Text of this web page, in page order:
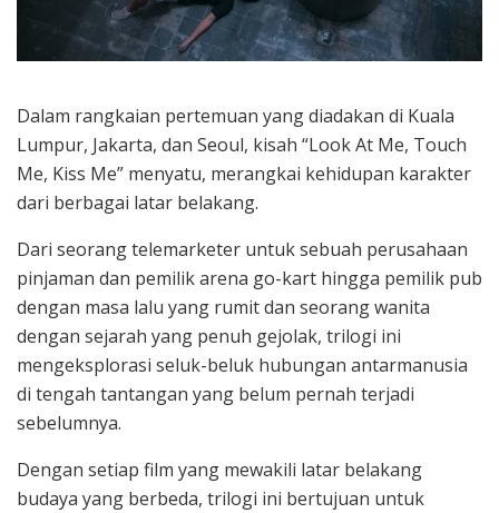
Dalam rangkaian pertemuan yang diadakan di Kuala
Lumpur, Jakarta, dan Seoul, kisah “Look At Me, Touch
Me, Kiss Me” menyatu, merangkai kehidupan karakter
dari berbagai latar belakang.
Dari seorang telemarketer untuk sebuah perusahaan
pinjaman dan pemilik arena go-kart hingga pemilik pub
dengan masa lalu yang rumit dan seorang wanita
dengan sejarah yang penuh gejolak, trilogi ini
mengeksplorasi seluk-beluk hubungan antarmanusia
di tengah tantangan yang belum pernah terjadi
sebelumnya.
Dengan setiap film yang mewakili latar belakang
budaya yang berbeda, trilogi ini bertujuan untuk